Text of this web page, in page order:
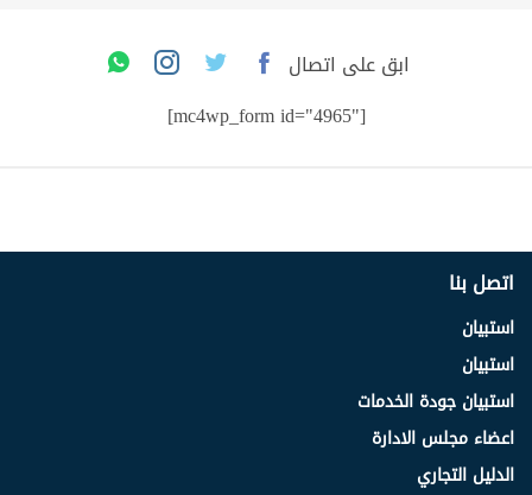
ابق على اتصال
[mc4wp_form id="4965"]
اتصل بنا
استبيان
استبيان
استبيان جودة الخدمات
اعضاء مجلس الادارة
الدليل التجاري